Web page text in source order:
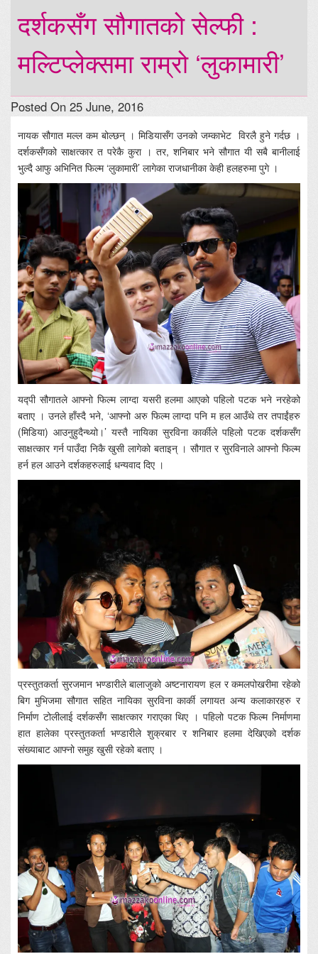
दर्शकसँग सौगातको सेल्फी :
मल्टिप्लेक्समा राम्रो ‘लुकामारी’
Posted On 25 June, 2016
नायक सौगात मल्ल कम बोल्छन् । मिडियासँग उनको जम्काभेट विरलै हुने गर्दछ ।
दर्शकसँगको साक्षत्कार त परेकै कुरा । तर, शनिबार भने सौगात यी सबै बानीलाई
भुल्दै आफु अभिनित फिल्म ‘लुकामारी’ लागेका राजधानीका केही हलहरुमा पुगे ।
यद्पी सौगातले आफ्नो फिल्म लाग्दा यसरी हलमा आएको पहिलो पटक भने नरहेको
बताए । उनले हाँस्दै भने, ‘आफ्नो अरु फिल्म लाग्दा पनि म हल आउँथे तर तपाईंहरु
(मिडिया) आउनुहुदैन्थ्यो।’ यस्तै नायिका सुरविना कार्कीले पहिलो पटक दर्शकसँग
साक्षत्कार गर्न पाउँदा निकै खुसी लागेको बताइन् । सौगात र सुरविनाले आफ्नो फिल्म
हर्न हल आउने दर्शकहरुलाई धन्यवाद दिए ।
प्रस्तुतकर्ता सुरजमान भण्डारीले बालाजुको अष्टनारायण हल र कमलपोखरीमा रहेको
बिग मुभिजमा सौगात सहित नायिका सुरविना कार्की लगायत अन्य कलाकारहरु र
निर्माण टोलीलाई दर्शकसँग साक्षत्कार गराएका थिए । पहिलो पटक फिल्म निर्माणमा
हात हालेका प्रस्तुतकर्ता भण्डारीले शुक्रबार र शनिबार हलमा देखिएको दर्शक
संख्याबाट आफ्नो समुह खुसी रहेको बताए ।